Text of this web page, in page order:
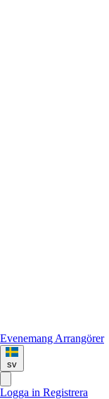
Evenemang Arrangörer
sv
Logga in Registrera